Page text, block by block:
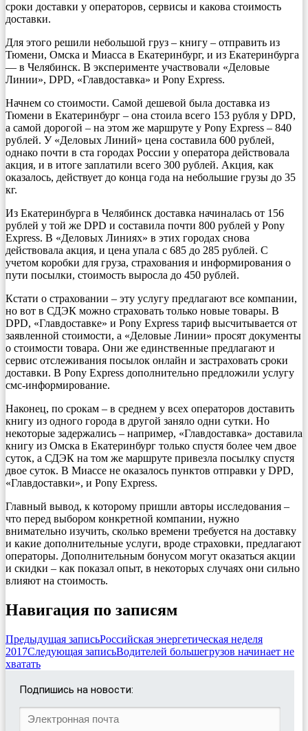
сроки доставки у операторов, сервисы и какова стоимость
доставки.
Для этого решили небольшой груз – книгу – отправить из
Тюмени, Омска и Миасса в Екатеринбург, и из Екатеринбурга
— в Челябинск. В эксперименте участвовали «Деловые
Линии», DPD, «Главдоставка» и Pony Express.
Начнем со стоимости. Самой дешевой была доставка из
Тюмени в Екатеринбург – она стоила всего 153 рубля у DPD,
а самой дорогой – на этом же маршруте у Pony Express – 840
рублей. У «Деловых Линий» цена составила 600 рублей,
однако почти в ста городах России у оператора действовала
акция, и в итоге заплатили всего 300 рублей. Акция, как
оказалось, действует до конца года на небольшие грузы до 35
кг.
Из Екатеринбурга в Челябинск доставка начиналась от 156
рублей у той же DPD и составила почти 800 рублей у Pony
Express. В «Деловых Линиях» в этих городах снова
действовала акция, и цена упала с 685 до 285 рублей. С
учетом коробки для груза, страхования и информирования о
пути посылки, стоимость выросла до 450 рублей.
Кстати о страховании – эту услугу предлагают все компании,
но вот в СДЭК можно страховать только новые товары. В
DPD, «Главдоставке» и Pony Express тариф высчитывается от
заявленной стоимости, а «Деловые Линии» просят документы
о стоимости товара. Они же единственные предлагают и
сервис отслеживания посылок онлайн и застраховать сроки
доставки. В Pony Express дополнительно предложили услугу
смс-информирование.
Наконец, по срокам – в среднем у всех операторов доставить
книгу из одного города в другой заняло одни сутки. Но
некоторые задержались – например, «Главдоставка» доставила
книгу из Омска в Екатеринбург только спустя более чем двое
суток, а СДЭК на том же маршруте привезла посылку спустя
двое суток. В Миассе не оказалось пунктов отправки у DPD,
«Главдоставки», и Pony Express.
Главный вывод, к которому пришли авторы исследования –
что перед выбором конкретной компании, нужно
внимательно изучить, сколько времени требуется на доставку
и какие дополнительные услуги, вроде страховки, предлагают
операторы. Дополнительным бонусом могут оказаться акции
и скидки – как показал опыт, в некоторых случаях они сильно
влияют на стоимость.
Навигация по записям
Предыдущая записьРоссийская энергетическая неделя
2017Следующая записьВодителей большегрузов начинает не
хватать
Подпишись на новости: